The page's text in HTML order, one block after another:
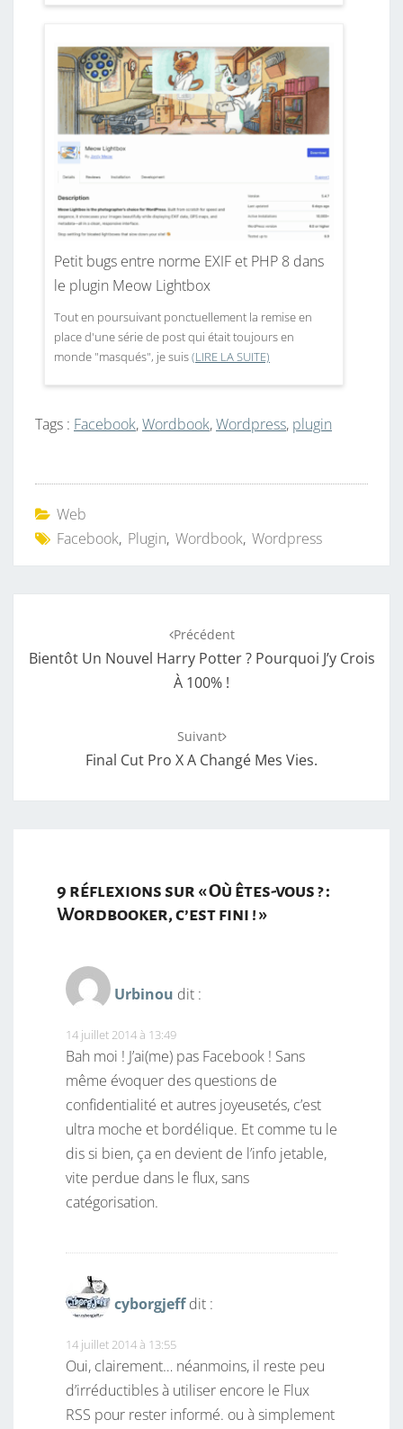
Petit bugs entre norme EXIF et PHP 8 dans
le plugin Meow Lightbox
Tout en poursuivant ponctuellement la remise en
place d'une série de post qui était toujours en
monde "masqués", je suis(LIRE LA SUITE)
Tags : Facebook,Wordbook,Wordpress, plugin
Web
Facebook, Plugin, Wordbook, Wordpress
d'article
Précédent
Bientôt Un Nouvel Harry Potter ? Pourquoi J’y Crois
À 100% !
Suivant
Final Cut Pro X A Changé Mes Vies.
9 réflexions sur «Où êtes-vous ? :
Wordbooker, c’est fini !»
Urbinou dit :
14 juillet 2014 à 13:49
Bah moi ! J’ai(me) pas Facebook ! Sans
même évoquer des questions de
confidentialité et autres joyeusetés, c’est
ultra moche et bordélique. Et comme tu le
dis si bien, ça en devient de l’info jetable,
vite perdue dans le flux, sans
catégorisation.
cyborgjeff dit :
14 juillet 2014 à 13:55
Oui, clairement… néanmoins, il reste peu
d’irréductibles à utiliser encore le Flux
RSS pour rester informé. ou à simplement